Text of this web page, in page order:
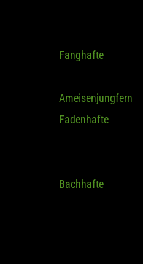
Fanghafte
Ameisenjungfern
Fadenhafte
Bachhafte